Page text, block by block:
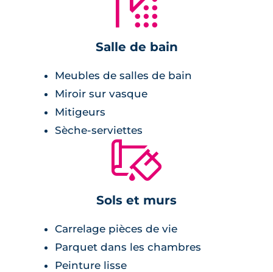
terrasse ou balcon,
double vitrage et menuiserie en PVC,
Salle de bains :
radiateur sèche-serviette,
meuble vasque avec miroir et appliques
Chambre :
placard avec étagères et penderie.
Salle de bain
Meubles de salles de bain
Miroir sur vasque
Mitigeurs
Sèche-serviettes
🔨
Sols et murs
Carrelage pièces de vie
Parquet dans les chambres
Peinture lisse